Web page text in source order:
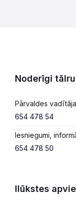
Noderīgi
Pārvaldes vadītāja
654 478 54
Iesniegumi,
654 478 50
Ilūkstes